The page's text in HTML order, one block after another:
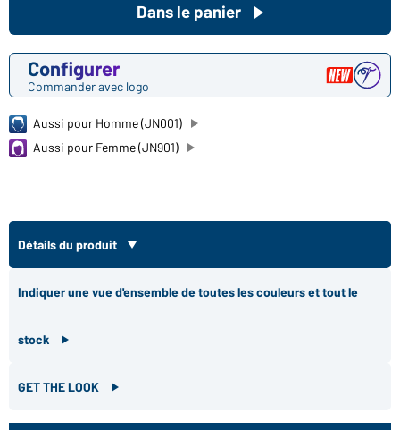
Configurer
Commander avec logo
Dans le panier
Aussi pour Homme (JN001)
Aussi pour Femme (JN901)
Détails du produit
Indiquer une vue d'ensemble de toutes les couleurs et tout le
stock
GET THE LOOK